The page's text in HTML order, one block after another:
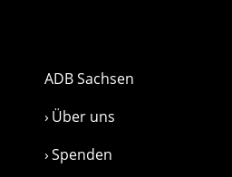
ADB Sachsen
Über uns
Spenden